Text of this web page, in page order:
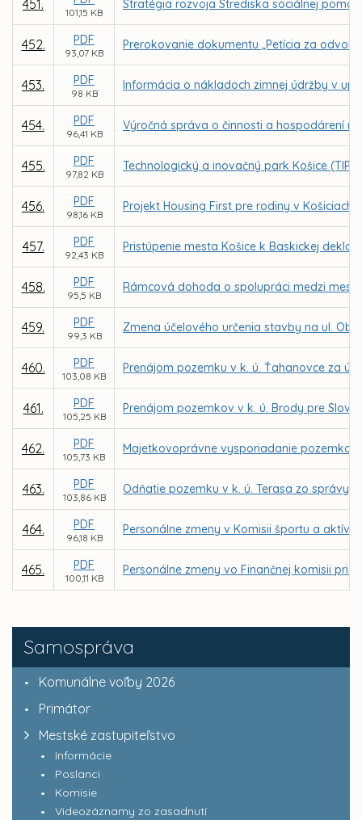
Samospráva
Komunálne voľby 2026
Primátor
Mestské zastupiteľstvo
Informácie
Poslanci
Komisie
Videozáznamy zo zasadnutí
451.
101,15 KB
Stratégia rozvoja Strediska sociálnej pomoci
452. PDF
93,07 KB
Prerokovanie dokumentu „Petícia za
453. PDF
98 KB
Informácia o nákladoch zimnej údržby v
454. PDF
96,41 KB
Výročná správa o činnosti a hospodárení
455. PDF
97,82 KB
Technologický a inovačný park Košice (TIP -
456. PDF
98,16 KB
Projekt Housing First pre rodiny v Košiciach
457. PDF
92,43 KB
Pristúpenie mesta Košice k Baskickej
458. PDF
95,5 KB
Rámcová dohoda o spolupráci medzi
459. PDF
99,3 KB
Zmena účelového určenia stavby na ul.
460. PDF
103,08 KB
Prenájom pozemku v k. ú. Ťahanovce za
461. PDF
105,25 KB
Prenájom pozemkov v k. ú. Brody pre
462. PDF
105,73 KB
Majetkovoprávne vysporiadanie pozemkov
463. PDF
103,86 KB
Odňatie pozemku v k. ú. Terasa zo správy
464. PDF
96,18 KB
Personálne zmeny v Komisii športu a
465. PDF
100,11 KB
Personálne zmeny vo Finančnej komisii pri